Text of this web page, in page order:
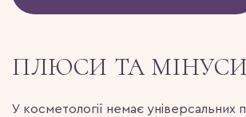
ПЛЮСИ ТА МІНУСИ
У косметології немає універсальних